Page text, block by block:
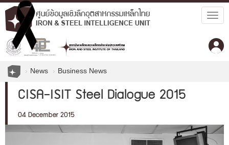
News Business News
CISA-ISIT Steel Dialogue 2015
04 December 2015